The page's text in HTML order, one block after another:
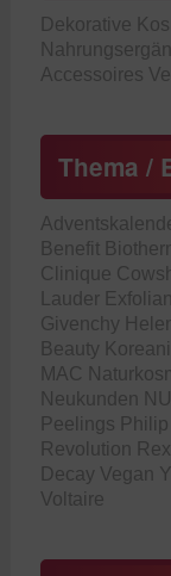
Dekorative
Accessoires
Thema /
Benefit
Clinique
Lauder
Givenchy
Beauty
MAC
Neukunden
Peelings
Revolution
Decay Vegan
Voltaire